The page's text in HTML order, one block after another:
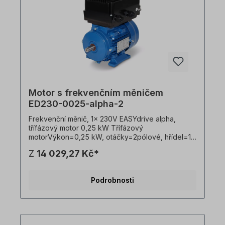
Motor s frekvenčním měničem
ED230-0025-alpha-2
Frekvenční měnič, 1x 230V EASYdrive alpha,
třífázový motor 0,25 kW Třífázový
motorVýkon=0,25 kW, otáčky=2pólové, hřídel=14
kg,provedení=B3, vstupní napětí=1 x 230 V- 50
(hořcově modrá), stupeň krytí=IP55, teplotní
svorkovnice=nahoře, kryt=tlakový hliníkový
Z 14 029,27 Kč*
Podrobnosti